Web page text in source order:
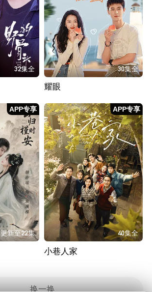
32集全 30集全
耀眼
APP专享
更新至22集
APP专享
40集全
小巷人家
换一换